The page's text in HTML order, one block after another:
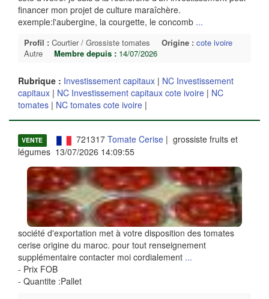
financer mon projet de culture maraîchère.
exemple:l'aubergine, la courgette, le concomb ...
Profil : Courtier / Grossiste tomates Origine : cote ivoire
Autre
Membre depuis : 14/07/2026
Rubrique : Investissement capitaux | NC Investissement
capitaux | NC Investissement capitaux cote ivoire | NC
tomates | NC tomates cote ivoire |
VENTE 721317 Tomate Cerise| grossiste fruits et
légumes 13/07/2026 14:09:55
société d'exportation met à votre disposition des tomates
cerise origine du maroc. pour tout renseignement
supplémentaire contacter moi cordialement ...
- Prix FOB
- Quantite :Pallet